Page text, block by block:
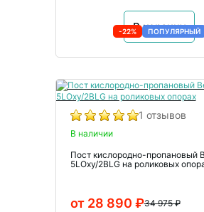
В корзину
-22% ПОПУЛЯРНЫЙ
1 отзывов
В наличии
Пост кислородно-пропановый
5LOxy/2BLG на роликовых
34 975 ₽
от 28 890 ₽